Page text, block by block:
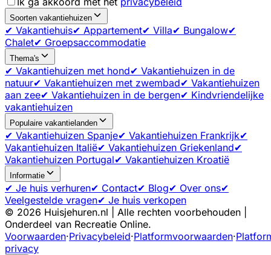
Soorten vakantiehuizen
✔ Vakantiehuis✔ Appartement✔ Villa✔ Bungalow✔
Chalet✔ Groepsaccommodatie
Thema's
✔ Vakantiehuizen met hond✔ Vakantiehuizen in de
natuur✔ Vakantiehuizen met zwembad✔ Vakantiehuizen
aan zee✔ Vakantiehuizen in de bergen✔ Kindvriendelijke
vakantiehuizen
Populaire vakantielanden
✔ Vakantiehuizen Spanje✔ Vakantiehuizen Frankrijk✔
Vakantiehuizen Italië✔ Vakantiehuizen Griekenland✔
Vakantiehuizen Portugal✔ Vakantiehuizen Kroatië
Informatie
✔ Je huis verhuren✔ Contact✔ Blog✔ Over ons✔
Veelgestelde vragen✔ Je huis verkopen
© 2026 Huisjehuren.nl | Alle rechten voorbehouden |
Onderdeel van Recreatie Online.
Voorwaarden·Privacybeleid·Platformvoorwaarden·
privacy